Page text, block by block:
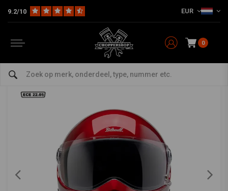
9.2/10 EUR
0
The Biker Helmen Lane Splitter Helmet | Cherry Red
bekijk alles van Biltwell
Lane Splitter Helmet | Cherry Red